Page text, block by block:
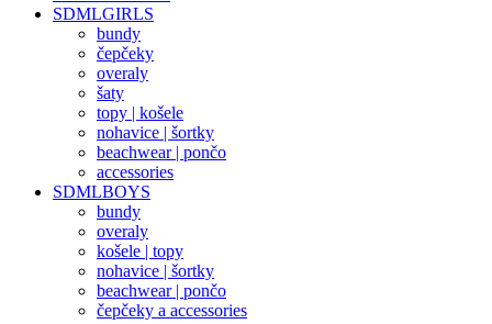
SDMLGIRLS
bundy
čepčeky
overaly
šaty
topy | košele
nohavice | šortky
beachwear | pončo
accessories
SDMLBOYS
bundy
overaly
košele | topy
nohavice | šortky
beachwear | pončo
čepčeky a accessories